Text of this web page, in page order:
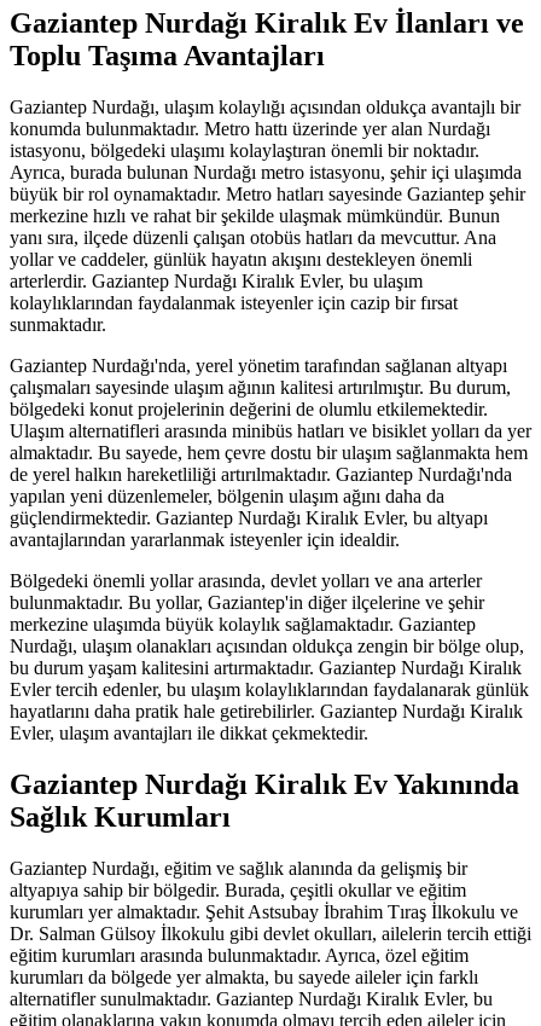
Gaziantep Nurdağı Kiralık Ev İlanları ve
Toplu Taşıma Avantajları
Gaziantep Nurdağı, ulaşım kolaylığı açısından oldukça avantajlı bir
konumda bulunmaktadır. Metro hattı üzerinde yer alan Nurdağı
istasyonu, bölgedeki ulaşımı kolaylaştıran önemli bir noktadır.
Ayrıca, burada bulunan Nurdağı metro istasyonu, şehir içi ulaşımda
büyük bir rol oynamaktadır. Metro hatları sayesinde Gaziantep şehir
merkezine hızlı ve rahat bir şekilde ulaşmak mümkündür. Bunun
yanı sıra, ilçede düzenli çalışan otobüs hatları da mevcuttur. Ana
yollar ve caddeler, günlük hayatın akışını destekleyen önemli
arterlerdir. Gaziantep Nurdağı Kiralık Evler, bu ulaşım
kolaylıklarından faydalanmak isteyenler için cazip bir fırsat
sunmaktadır.
Gaziantep Nurdağı'nda, yerel yönetim tarafından sağlanan altyapı
çalışmaları sayesinde ulaşım ağının kalitesi artırılmıştır. Bu durum,
bölgedeki konut projelerinin değerini de olumlu etkilemektedir.
Ulaşım alternatifleri arasında minibüs hatları ve bisiklet yolları da yer
almaktadır. Bu sayede, hem çevre dostu bir ulaşım sağlanmakta hem
de yerel halkın hareketliliği artırılmaktadır. Gaziantep Nurdağı'nda
yapılan yeni düzenlemeler, bölgenin ulaşım ağını daha da
güçlendirmektedir. Gaziantep Nurdağı Kiralık Evler, bu altyapı
avantajlarından yararlanmak isteyenler için idealdir.
Bölgedeki önemli yollar arasında, devlet yolları ve ana arterler
bulunmaktadır. Bu yollar, Gaziantep'in diğer ilçelerine ve şehir
merkezine ulaşımda büyük kolaylık sağlamaktadır. Gaziantep
Nurdağı, ulaşım olanakları açısından oldukça zengin bir bölge olup,
bu durum yaşam kalitesini artırmaktadır. Gaziantep Nurdağı Kiralık
Evler tercih edenler, bu ulaşım kolaylıklarından faydalanarak günlük
hayatlarını daha pratik hale getirebilirler. Gaziantep Nurdağı Kiralık
Evler, ulaşım avantajları ile dikkat çekmektedir.
Gaziantep Nurdağı Kiralık Ev Yakınında
Sağlık Kurumları
Gaziantep Nurdağı, eğitim ve sağlık alanında da gelişmiş bir
altyapıya sahip bir bölgedir. Burada, çeşitli okullar ve eğitim
kurumları yer almaktadır. Şehit Astsubay İbrahim Tıraş İlkokulu ve
Dr. Salman Gülsoy İlkokulu gibi devlet okulları, ailelerin tercih ettiği
eğitim kurumları arasında bulunmaktadır. Ayrıca, özel eğitim
kurumları da bölgede yer almakta, bu sayede aileler için farklı
alternatifler sunulmaktadır. Gaziantep Nurdağı Kiralık Evler, bu
eğitim olanaklarına yakın konumda olmayı tercih eden aileler için